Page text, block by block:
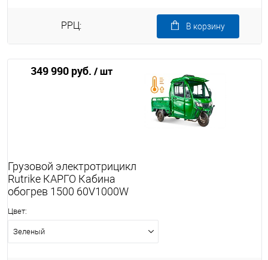
РРЦ:
349 990 руб. / шт
В корзину
Грузовой электротрицикл
Rutrike КАРГО Кабина
обогрев 1500 60V1000W
Цвет:
Зеленый